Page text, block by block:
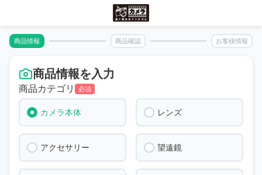
商品情報 商品確認 お客様情報
商品情報を入力
商品カテゴリ 必須
カメラ本体 レンズ
アクセサリー 望遠鏡